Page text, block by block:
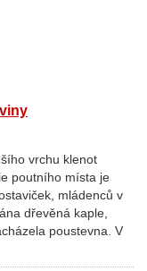
vrchu klenot
poutního místa je
mládenců v
dřevěná kaple,
poustevna. V